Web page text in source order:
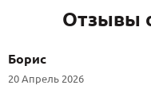
Отзывы
Борис
20 Апрель 2026